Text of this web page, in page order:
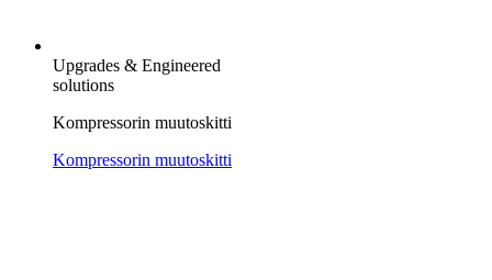
Upgrades & Engineered
solutions
Kompressorin muutoskitti
Kompressorin muutoskitti